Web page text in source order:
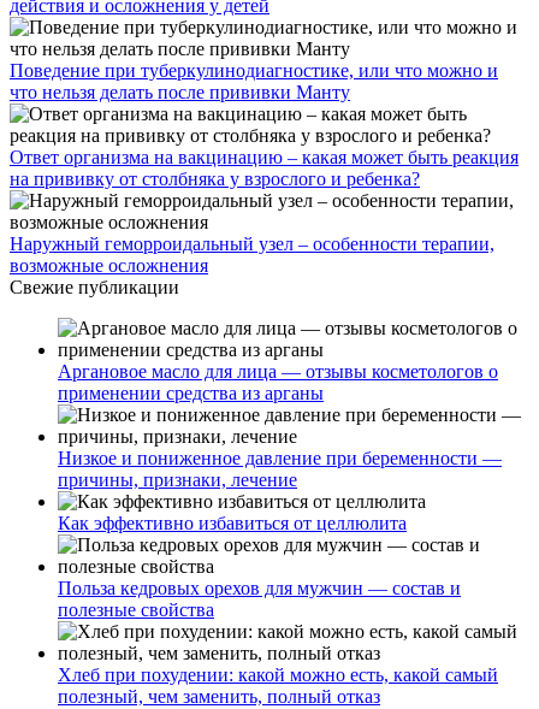
действия и осложнения у детей
Поведение при туберкулинодиагностике, или что можно и
что нельзя делать после прививки Манту
Ответ организма на вакцинацию – какая может быть реакция
на прививку от столбняка у взрослого и ребенка?
Наружный геморроидальный узел – особенности терапии,
возможные осложнения
Свежие публикации
Аргановое масло для лица — отзывы косметологов о
применении средства из арганы
Низкое и пониженное давление при беременности —
причины, признаки, лечение
Как эффективно избавиться от целлюлита
Польза кедровых орехов для мужчин — состав и
полезные свойства
Хлеб при похудении: какой можно есть, какой самый
полезный, чем заменить, полный отказ